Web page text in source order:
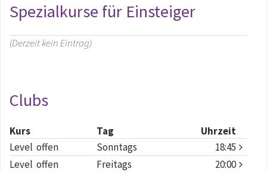
Spezialkurse für Einsteiger
(Derzeit kein Eintrag)
Clubs
Kurs Tag
Uhrzeit
Level offen
Sonntags
18:45
Level offen
Freitags 20:00